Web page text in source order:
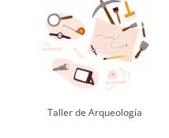
Taller de Arqueología